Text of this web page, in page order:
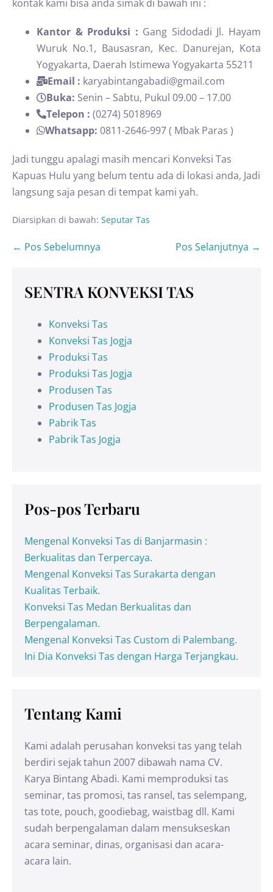
kontak kami bisa anda simak di bawah ini :
Kantor & Produksi : Gang Sidodadi Jl. Hayam
Wuruk No.1, Bausasran, Kec. Danurejan, Kota
Yogyakarta, Daerah Istimewa Yogyakarta 55211
Email : karyabintangabadi@gmail.com
Buka: Senin – Sabtu, Pukul 09.00 – 17.00
Telepon : (0274) 5018969
Whatsapp: 0811-2646-997 ( Mbak Paras )
Jadi tunggu apalagi masih mencari Konveksi Tas
Kapuas Hulu yang belum tentu ada di lokasi anda, Jadi
langsung saja pesan di tempat kami yah.
Diarsipkan di bawah: Seputar Tas
← Pos Sebelumnya Pos Selanjutnya →
SENTRA KONVEKSI TAS
Konveksi Tas
Konveksi Tas Jogja
Produksi Tas
Produksi Tas Jogja
Produsen Tas
Produsen Tas Jogja
Pabrik Tas
Pabrik Tas Jogja
Pos-pos Terbaru
Mengenal Konveksi Tas di Banjarmasin :
Berkualitas dan Terpercaya.
Mengenal Konveksi Tas Surakarta dengan
Kualitas Terbaik.
Konveksi Tas Medan Berkualitas dan
Berpengalaman.
Mengenal Konveksi Tas Custom di Palembang.
Ini Dia Konveksi Tas dengan Harga Terjangkau.
Tentang Kami
Kami adalah perusahan konveksi tas yang telah
berdiri sejak tahun 2007 dibawah nama CV.
Karya Bintang Abadi. Kami memproduksi tas
seminar, tas promosi, tas ransel, tas selempang,
tas tote, pouch, goodiebag, waistbag dll. Kami
sudah berpengalaman dalam mensukseskan
acara seminar, dinas, organisasi dan acara-
acara lain.